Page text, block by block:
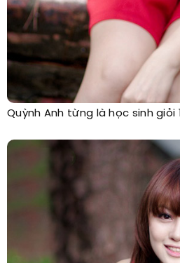
Quỳnh Anh từng là học sinh giỏi